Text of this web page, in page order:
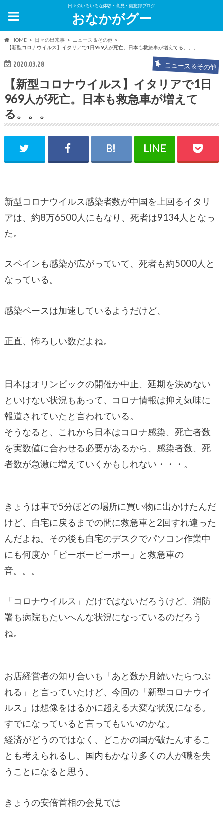
日々のいろいろな体験・意見・備忘録ブログ
おなかがグー
HOME 日々の出来事
ニュース＆その他
【新型コロナウイルス】イタリアで1日969人が死亡。日本も救急車が増えてる。。。
2020.03.28 ニュース＆その他
【新型コロナウイルス】イタリアで1日
969人が死亡。日本も救急車が増えて
る。。。
新型コロナウイルス感染者数が中国を上回るイタリ
アは、約8万6500人にもなり、死者は9134人となっ
た。
スペインも感染が広がっていて、死者も約5000人と
なっている。
感染ペースは加速しているようだけど、
正直、怖ろしい数だよね。
日本はオリンピックの開催か中止、延期を決めない
といけない状況もあって、コロナ情報は抑え気味に
報道されていたと言われている。
そうなると、これから日本はコロナ感染、死亡者数
を実数値に合わせる必要があるから、感染者数、死
者数が急激に増えていくかもしれない・・・。
きょうは車で5分ほどの場所に買い物に出かけたんだ
けど、自宅に戻るまでの間に救急車と2回すれ違った
んだよね。その後も自宅のデスクでパソコン作業中
にも何度か「ピーポーピーポー」と救急車の
音。。。
「コロナウイルス」だけではないだろうけど、消防
署も病院もたいへんな状況になっているのだろう
ね。
お店経営者の知り合いも「あと数か月続いたらつぶ
れる」と言っていたけど、今回の「新型コロナウイ
ルス」は想像をはるかに超える大変な状況になる。
すでになっていると言ってもいいのかな。
経済がどうのではなく、どこかの国が破たんするこ
とも考えられるし、国内もかなり多くの人が職を失
うことになると思う。
きょうの安倍首相の会見では